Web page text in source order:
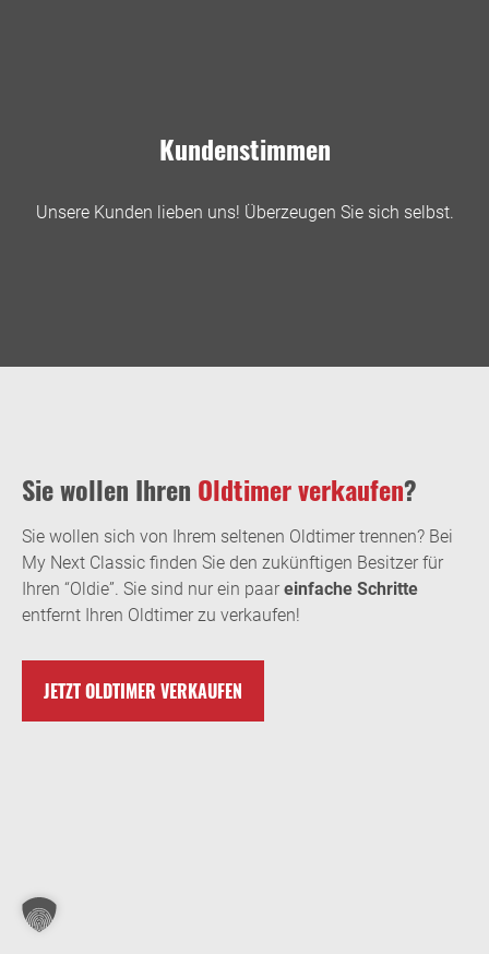
Kundenstimmen
Unsere Kunden lieben uns! Überzeugen Sie sich selbst.
Sie wollen Ihren Oldtimer verkaufen?
Sie wollen sich von Ihrem seltenen Oldtimer trennen? Bei
My Next Classic finden Sie den zukünftigen Besitzer für
Ihren “Oldie”. Sie sind nur ein paar einfache Schritte
entfernt Ihren Oldtimer zu verkaufen!
JETZT OLDTIMER VERKAUFEN